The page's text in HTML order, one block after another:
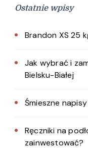
Ostatnie wpisy
Brandon XS 25
Jak wybrać i
Bielsku-Białej
Śmieszne
Ręczniki na
zainwestować?